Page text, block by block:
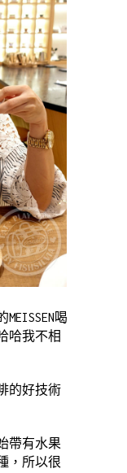
喝
哈我不相
的好技術
帶有水果
，所以很